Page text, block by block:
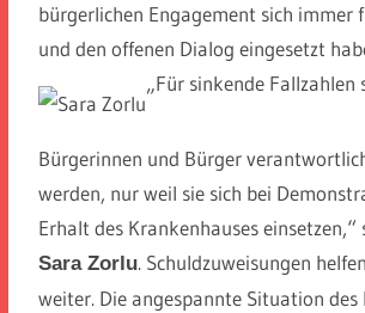
bürgerlichen Engagement sich immer
und den offenen Dialog eingesetzt
„Für sinkende Fallzahlen
Bürgerinnen und Bürger
werden, nur weil sie sich bei
Erhalt des Krankenhauses
Sara Zorlu. Schuldzuweisungen
weiter. Die angespannte Situation des